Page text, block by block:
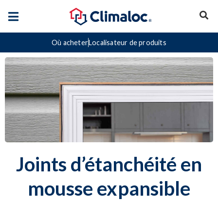
Où acheterLocalisateur de produits
Joints d’étanchéité en
mousse expansible